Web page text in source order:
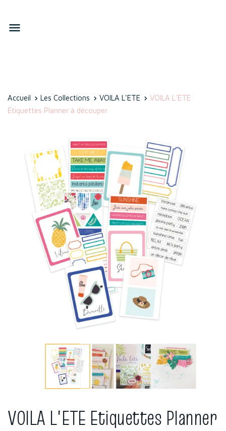

Accueil Les Collections VOILA L'ETE
VOILA L'ETE
Etiquettes Planner à découper
VOILA L'ETE Etiquettes Planner